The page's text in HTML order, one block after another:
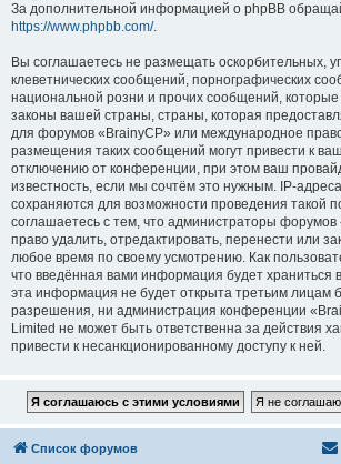
За дополнительной информацией о phpBB
https://www.phpbb.com/.
Вы соглашаетесь не размещать оскорбительных,
клеветнических сообщений, порнографических
национальной розни и прочих сообщений, которые
законы вашей страны, страны, которая
для форумов «BrainyCP» или международное
размещения таких сообщений могут привести к
отключению от конференции, при этом ваш
известность, если мы сочтём это нужным. IP-
сохраняются для возможности проведения такой
соглашаетесь с тем, что администраторы
право удалить, отредактировать, перенести или
любое время по своему усмотрению. Как
что введённая вами информация будет храниться
эта информация не будет открыта третьим лицам
разрешения, ни администрация конференции
Limited не может быть ответственна за действия
привести к несанкционированному доступу к ней.
Список форумов